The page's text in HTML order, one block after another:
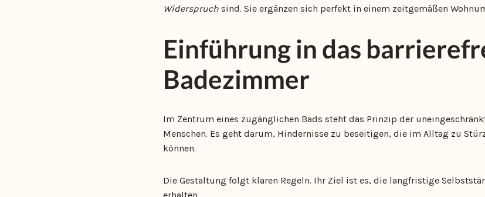
Widerspruchsind. Sie ergänzen sich perfekt in einem zeitgemäßen
Einführung in das
Badezimmer
Im Zentrum eines zugänglichen Bads steht das Prinzip der
Menschen. Es geht darum, Hindernisse zu beseitigen, die im Alltag zu
können.
Die Gestaltung folgt klaren Regeln. Ihr Ziel ist es, die langfristige